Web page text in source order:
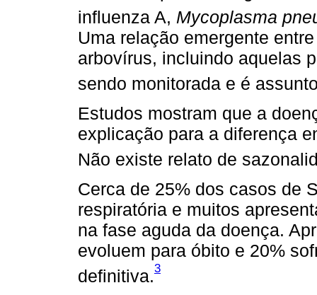
influenza A, Mycoplasma
Uma relação emergente
arbovírus, incluindo aquelas
sendo monitorada e é
Estudos mostram que a
explicação para a diferença
Não existe relato de
Cerca de 25% dos casos de
respiratória e muitos
na fase aguda da doença.
evoluem para óbito e 20%
definitiva.3